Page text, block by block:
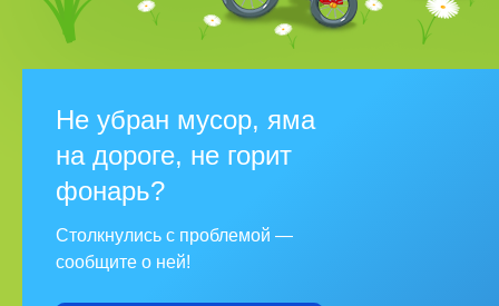
Не убран мусор, яма
на дороге, не горит
фонарь?
Столкнулись с проблемой —
сообщите о ней!